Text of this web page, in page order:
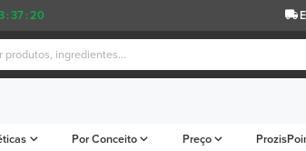
:37 :20
Por Conceito Preço